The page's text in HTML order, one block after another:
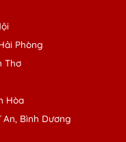
Phòng
Thơ
Hòa
An, Bình Dương